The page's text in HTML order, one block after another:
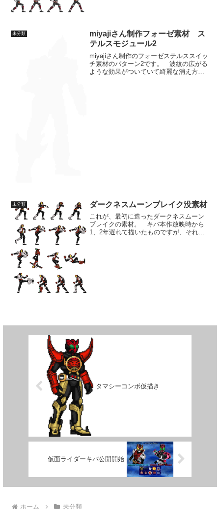
未分類
miyajiさん制作フォーゼ素材 ス
テルスモジュール2
miyajiさん制作のフォーゼステルススイッ
チ素材のパターン2です。 波紋の広がる
ような効果がついていて綺麗な消え方に
未分類 ダークネスムーンブレイク没素材
これが、最初に造ったダークネスムーン
ブレイクの素材。 キバ本作放映時から
1、2年遅れて描いたものですが、それで
タマシーコンボ仮描き
仮面ライダーキバ公開開始
ホーム 未分類